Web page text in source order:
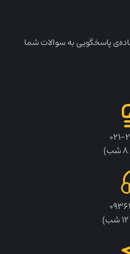
پاسخگویی به سوالات شما